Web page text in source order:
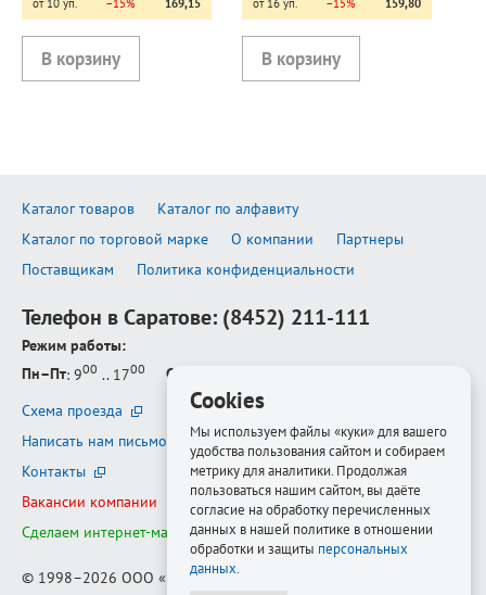
Каталог товаров
Каталог по алфавиту
Каталог по торговой марке
О компании
Партнеры
Поставщикам
Политика конфиденциальности
Телефон в Саратове: (8452) 211-111
Режим работы:
Пн–Пт: 900 .. 1700 Сб–Вс
Схема проезда
Написать нам письмо
Контакты
Вакансии компании
Сделаем интернет-магазин ещё лучше
© 1998–2026 ООО «Белфорт-РМ»
Cookies
Мы используем файлы «куки» для вашего
удобства пользования сайтом и собираем
метрику для аналитики. Продолжая
пользоваться нашим сайтом, вы даёте
согласие на обработку перечисленных
данных в нашей политике в отношении
обработки и защиты персональных
данных